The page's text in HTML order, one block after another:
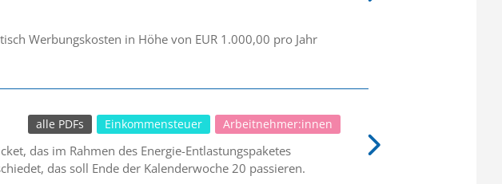
Werbungskosten in Höhe von EUR 1.000,00 pro Jahr
Arbeitnehmer:innen
Einkommensteuer
alle PDFs
das im Rahmen des Energie-Entlastungspaketes
das soll Ende der Kalenderwoche 20 passieren.